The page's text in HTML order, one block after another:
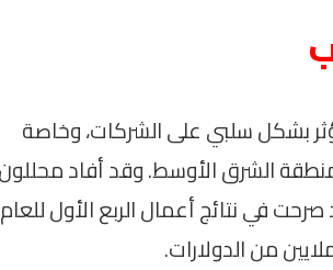
بشكل سلبي على الشركات، وخاصة
الشرق الأوسط. وقد أفاد محللون
في نتائج أعمال الربع الأول للعام
من الدولارات.